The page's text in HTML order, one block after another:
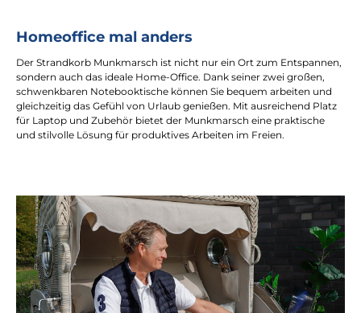
Homeoffice mal anders
Der Strandkorb Munkmarsch ist nicht nur ein Ort zum Entspannen,
sondern auch das ideale Home-Office. Dank seiner zwei großen,
schwenkbaren Notebooktische können Sie bequem arbeiten und
gleichzeitig das Gefühl von Urlaub genießen. Mit ausreichend Platz
für Laptop und Zubehör bietet der Munkmarsch eine praktische
und stilvolle Lösung für produktives Arbeiten im Freien.